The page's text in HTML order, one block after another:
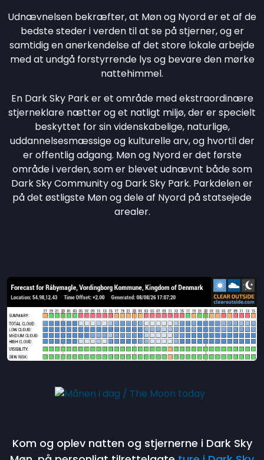
Udnævnelsen bekræfter, at Møn og Nyord er et af de
bedste steder i verden til at se på stjerner, og er
samtidig en anerkendelse af det store lokale arbejde
med at undgå forstyrrende lys og bevare den mørke
nattehimmel.
En Dark Sky Park er et område med ekstraordinære
stjerneklare nætter og et natligt miljø, der er specielt
beskyttet for sin videnskabelige, naturlige,
uddannelsesmæssige og kulturelle arv, og hvortil der
er offentlig adgang. Møn og Nyord er det første
område i verden, som er blevet udnævnt både som
Dark Sky Community og Dark Sky Park. Parkdelen er
på det østligste Møn og dele af Nyord på statsejede
arealer.
Kom og oplev natten og stjernerne i Dark Sky